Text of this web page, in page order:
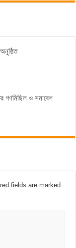
গণমিছিল ও সমাবেশ
fields are marked